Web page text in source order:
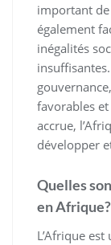
important
également
inégalités
favorables
accrue,
développer
Quelles
en Afrique?
L’Afrique